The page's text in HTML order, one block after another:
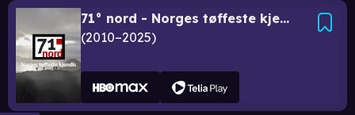
71° nord - Norges tøffeste kjendis
2010–2025